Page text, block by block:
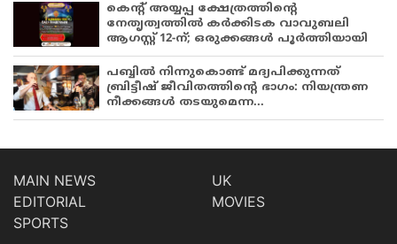
കെന്റ് അയ്യപ്പ ക്ഷേത്രത്തിന്റെ
നേതൃത്വത്തിൽ കർക്കിടക വാവുബലി
ആഗസ്റ്റ് 12-ന്; ഒരുക്കങ്ങൾ പൂർത്തിയായി
പബ്ബില്‍ നിന്നുകൊണ്ട് മദ്യപിക്കുന്നത്
ബ്രിട്ടീഷ് ജീവിതത്തിന്റെ ഭാഗം: നിയന്ത്രണ
നീക്കങ്ങള്‍ തടയുമെന്ന...
MAIN NEWS
EDITORIAL
SPORTS
UK
MOVIES